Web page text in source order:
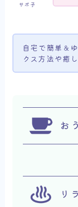
サボ子
自宅で簡単＆
クス方法や癒
お
リ